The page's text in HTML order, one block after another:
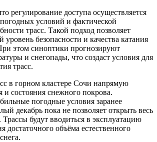
регулирование доступа осуществляется
условий и фактической
трасс. Такой подход позволяет
уровень безопасности и качества катания
этом синоптики прогнозируют
и снегопады, что создаст условия для
трасс.
в горном кластере Сочи напрямую
и состояния снежного покрова.
погодные условия заранее
декабрь пока не позволяет открыть весь
будут вводиться в эксплуатацию
достаточного объёма естественного